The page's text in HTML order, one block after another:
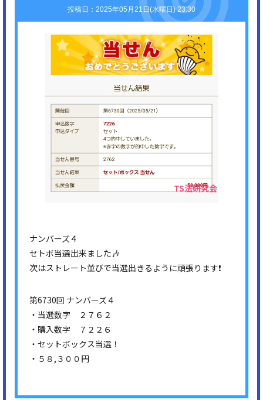
2025年05月21日(水曜日) 23:30
ナンバーズ４
セトボ当選出来ました🎶
次はストレート並びで当選出きるように頑張ります❗
第6730回 ナンバーズ４
・当選数字 ２７６２
・購入数字 ７２２６
・セットボックス当選！
・５８,３００円